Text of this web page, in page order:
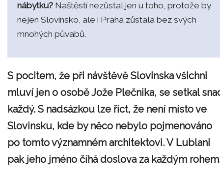
nábytku? Naštěstí nezůstal jen u toho, protože by
nejen Slovinsko, ale i Praha zůstala bez svých
mnohých půvabů.
S pocitem, že při návštěvě Slovinska všichni
mluví jen o osobě Jože Plečnika, se setkal
každý. S nadsázkou lze říct, že není místo ve
Slovinsku, kde by něco nebylo pojmenováno
po tomto významném architektovi. V Lublani
pak jeho jméno číhá doslova za každým